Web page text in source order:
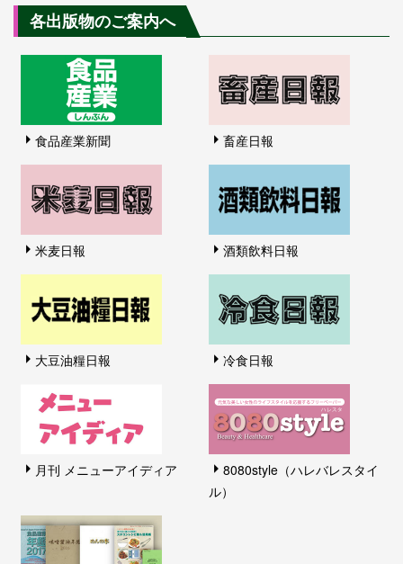
各出版物のご案内へ
食品産業新聞 畜産日報
米麦日報 酒類飲料日報
大豆油糧日報 冷食日報
月刊 メニューアイディア
8080style（ハレバレスタイ
ル）